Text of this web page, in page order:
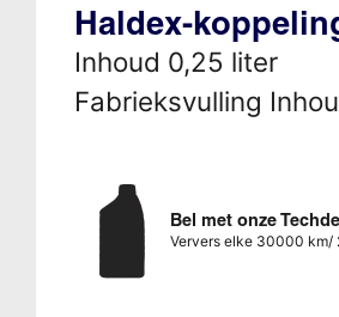
Haldex-
Inhoud 0,25 liter
Fabrieksvulling
Bel met onze
Ververs elke 30000 km/